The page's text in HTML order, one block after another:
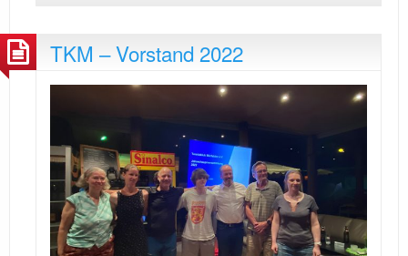
TKM – Vorstand 2022